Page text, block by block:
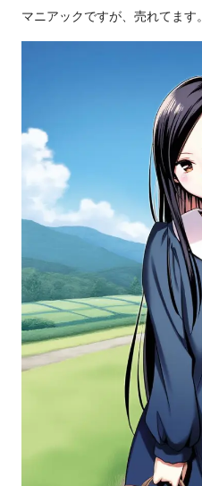
マニアックですが、売れてます。